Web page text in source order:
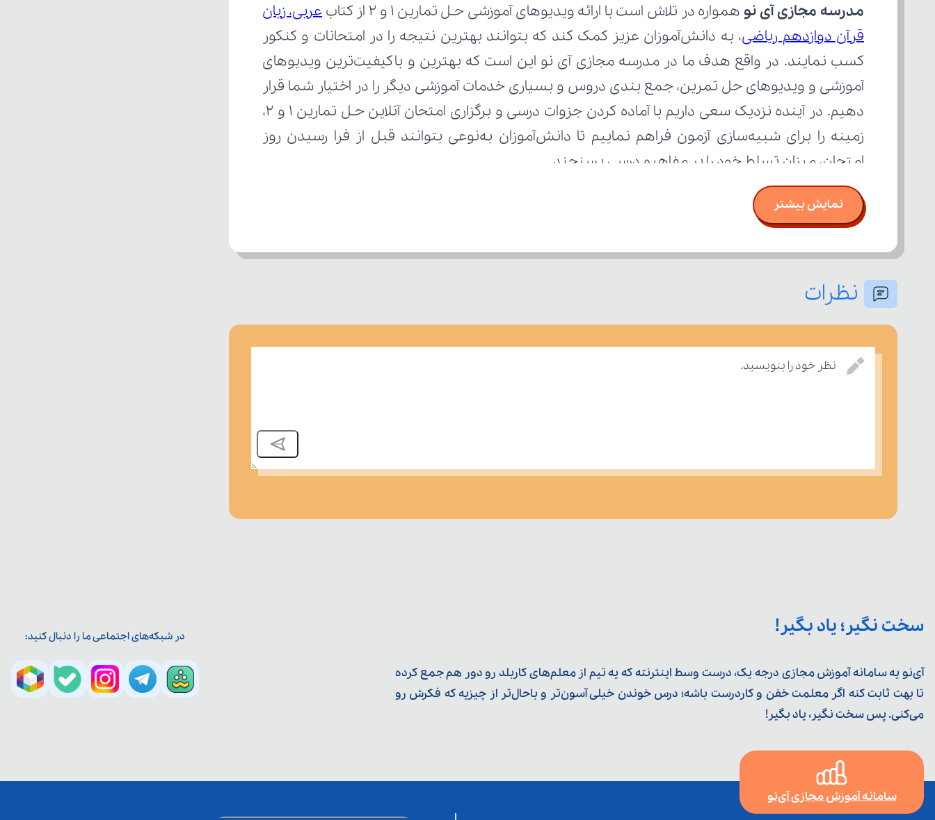
مدرسه مجازی آی نو همواره در تلاش است با ارائه ویدیوهای آموزشی حـل تمارین 1 و 2 از کتاب
قرآن دوازدهم ریاضی
امتحان، میزان تسلط خود را بر مفاهیم درسی بسنجند.
نمایش بیشتر
نظرات
نظر خود را بنویسید.
سخت نگیر؛ یاد بگیر!
آی‌نو یه سامانه آموزش مجازی درجه یک، درست وسط اینترنته که یه تیم از معلم‌‌های کاربلد رو دور هم جمع کرده
تا بهت ثابت کنه اگر معلمت خفن و کاردرست باشه؛ درس خوندن خیلی آسون‌تر و باحال‌تر از چیزیه که فکرش رو
می‌کنی. پس سخت نگیر، یاد بگیر!
در شبکه‌های اجتماعی ما را دنبال کنید:
سامانه آموزش مجازی آی‌نو